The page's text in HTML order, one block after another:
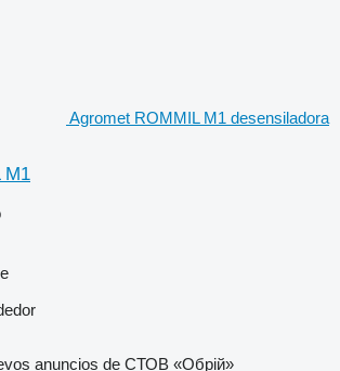
Agromet ROMMIL M1 desensiladora
M1
anuncios de СТОВ «Обрій»